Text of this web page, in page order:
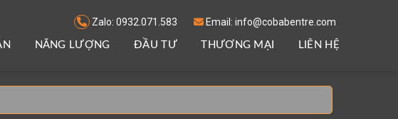
Zalo: 0932.071.583 Email: info@cobabentre.com
NĂNG LƯỢNG ĐẦU TƯ THƯƠNG MẠI LIÊN HỆ